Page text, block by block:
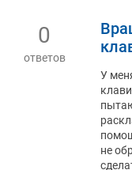
0
ответов
У
не